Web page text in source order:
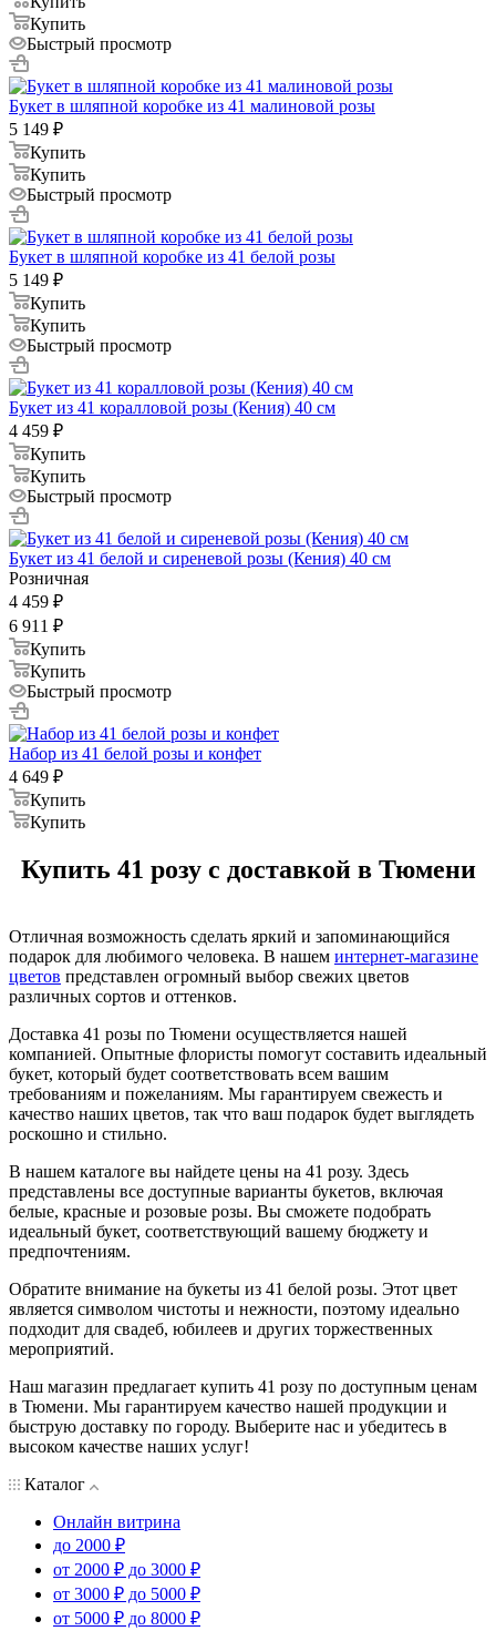
Купить
Быстрый просмотр
Букет в шляпной коробке из 41 малиновой розы
5 149 ₽
Купить
Купить
Быстрый просмотр
Букет в шляпной коробке из 41 белой розы
5 149 ₽
Купить
Купить
Быстрый просмотр
Букет из 41 коралловой розы (Кения) 40 см
4 459 ₽
Купить
Купить
Быстрый просмотр
Букет из 41 белой и сиреневой розы (Кения) 40 см
Розничная
4 459 ₽
6 911 ₽
Купить
Купить
Быстрый просмотр
Набор из 41 белой розы и конфет
4 649 ₽
Купить
Купить
Купить 41 розу с доставкой в Тюмени
Отличная возможность сделать яркий и запоминающийся
подарок для любимого человека. В нашем интернет-магазине
цветов представлен огромный выбор свежих цветов
различных сортов и оттенков.
Доставка 41 розы по Тюмени осуществляется нашей
компанией. Опытные флористы помогут составить идеальный
букет, который будет соответствовать всем вашим
требованиям и пожеланиям. Мы гарантируем свежесть и
качество наших цветов, так что ваш подарок будет выглядеть
роскошно и стильно.
В нашем каталоге вы найдете цены на 41 розу. Здесь
представлены все доступные варианты букетов, включая
белые, красные и розовые розы. Вы сможете подобрать
идеальный букет, соответствующий вашему бюджету и
предпочтениям.
Обратите внимание на букеты из 41 белой розы. Этот цвет
является символом чистоты и нежности, поэтому идеально
подходит для свадеб, юбилеев и других торжественных
мероприятий.
Наш магазин предлагает купить 41 розу по доступным ценам
в Тюмени. Мы гарантируем качество нашей продукции и
быструю доставку по городу. Выберите нас и убедитесь в
высоком качестве наших услуг!
Каталог
Онлайн витрина
до 2000 ₽
от 2000 ₽ до 3000 ₽
от 3000 ₽ до 5000 ₽
от 5000 ₽ до 8000 ₽